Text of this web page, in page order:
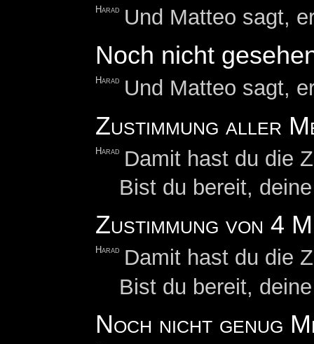
Harad Und Matteo sagt,
Noch nicht
Harad Und Matteo sagt,
Zustimmung aller
Harad
Damit hast du die
Bist du bereit,
Zustimmung von 4
Harad
Damit hast du die
Bist du bereit,
Noch nicht genug